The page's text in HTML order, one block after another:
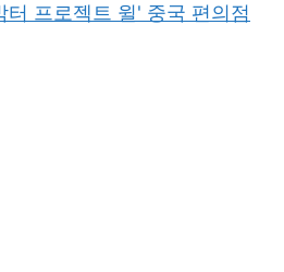
프로젝트 윌' 중국 편의점